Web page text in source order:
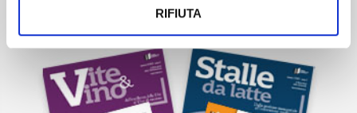
RIFIUTA